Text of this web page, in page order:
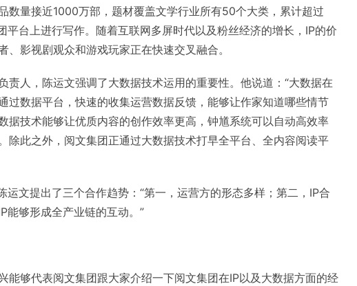
数量接近1000万部，题材覆盖文学行业所有50个大类，累计超过
平台上进行写作。随着互联网多屏时代以及粉丝经济的增长，IP的价
、影视剧观众和游戏玩家正在快速交叉融合。
责人，陈运文强调了大数据技术运用的重要性。他说道：“大数据在
过数据平台，快速的收集运营数据反馈，能够让作家知道哪些情节
据技术能够让优质内容的创作效率更高，钟馗系统可以自动高效率
除此之外，阅文集团正通过大数据技术打早全平台、全内容阅读平
运文提出了三个合作趋势：“第一，运营方的形态多样；第二，IP合
能够形成全产业链的互动。”
能够代表阅文集团跟大家介绍一下阅文集团在IP以及大数据方面的经